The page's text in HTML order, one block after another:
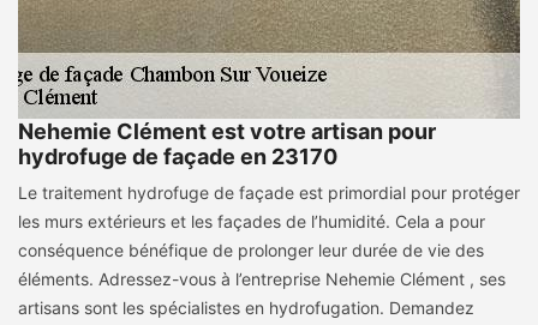
Nehemie Clément est votre artisan pour
hydrofuge de façade en 23170
Le traitement hydrofuge de façade est primordial pour protéger
les murs extérieurs et les façades de l’humidité. Cela a pour
conséquence bénéfique de prolonger leur durée de vie des
éléments. Adressez-vous à l’entreprise Nehemie Clément , ses
artisans sont les spécialistes en hydrofugation. Demandez